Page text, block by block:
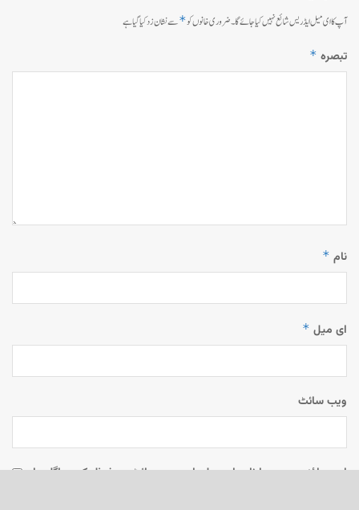
آپ کا ای میل ایڈریس شائع نہیں کیا جائے گا۔ضروری خانوں کو*سے نشان زد کیا گیا ہے
تبصرہ *
نام *
ای میل *
ویب‌ سائٹ
اس براؤزر میں میرا نام، ای میل، اور ویب سائٹ محفوظ رکھیں اگلی بار